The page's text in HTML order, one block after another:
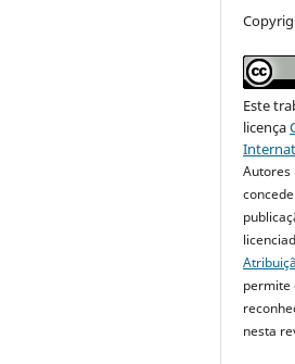
Este
licença
Autores
permite
nesta